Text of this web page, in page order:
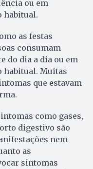
ou em
habitual.
as festas
consumam
do dia a dia ou em
habitual. Muitas
que estavam
como gases,
digestivo são
nem
as
sintomas